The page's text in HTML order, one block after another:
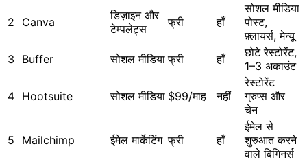
2 Canva
डिज़ाइन और
टेम्पलेट्स
फ्री हाँ
सोशल मीडिया
पोस्ट,
फ़्लायर्स, मेन्यू
3
Buffer सोशल मीडिया फ्री हाँ
छोटे रेस्टोरेंट,
1–3 अकाउंट
4 Hootsuite सोशल मीडिया $99/माह नहीं
रेस्टोरेंट
ग्रुप्स और
चेन
5 Mailchimp ईमेल मार्केटिंग फ्री हाँ
ईमेल से
शुरुआत करने
वाले बिगिनर्स